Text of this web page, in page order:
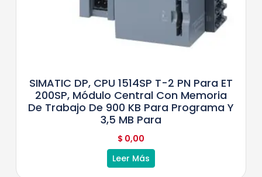
SIMATIC DP, CPU 1514SP T-2 PN Para ET
200SP, Módulo Central Con Memoria
De Trabajo De 900 KB Para Programa Y
3,5 MB Para
$ 0,00
Leer Más